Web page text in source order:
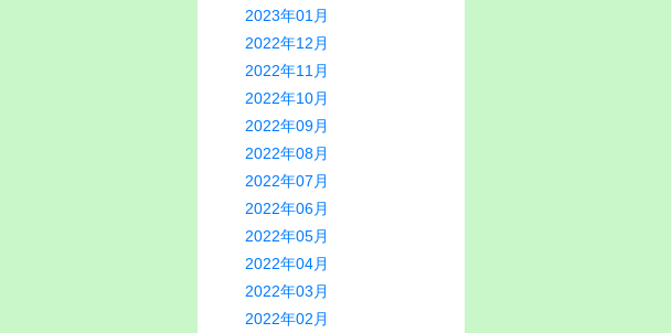
2023年01月
2022年12月
2022年11月
2022年10月
2022年09月
2022年08月
2022年07月
2022年06月
2022年05月
2022年04月
2022年03月
2022年02月